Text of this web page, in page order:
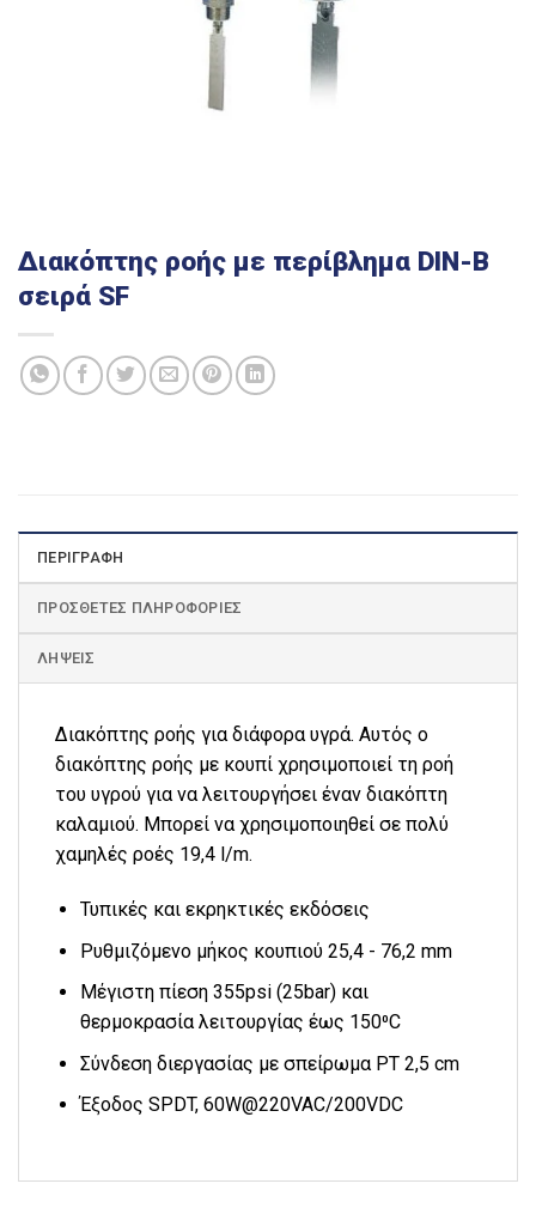
Διακόπτης ροής με περίβλημα DIN-B
σειρά SF
ΠΕΡΙΓΡΑΦΉ
ΠΡΌΣΘΕΤΕΣ ΠΛΗΡΟΦΟΡΊΕΣ
ΛΉΨΕΙΣ
Διακόπτης ροής για διάφορα υγρά. Αυτός ο
διακόπτης ροής με κουπί χρησιμοποιεί τη ροή
του υγρού για να λειτουργήσει έναν διακόπτη
καλαμιού. Μπορεί να χρησιμοποιηθεί σε πολύ
χαμηλές ροές 19,4 l/m.
Τυπικές και εκρηκτικές εκδόσεις
Ρυθμιζόμενο μήκος κουπιού 25,4 - 76,2 mm
Μέγιστη πίεση 355psi (25bar) και
θερμοκρασία λειτουργίας έως 150⁰C
Σύνδεση διεργασίας με σπείρωμα PT 2,5 cm
Έξοδος SPDT, 60W@220VAC/200VDC